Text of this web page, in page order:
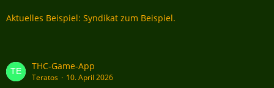
Aktuelles Beispiel: Syndikat zum Beispiel.
THC-Game-App
Teratos 10. April 2026